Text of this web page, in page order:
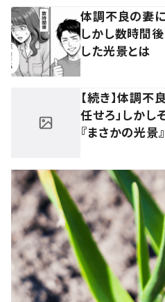
体調不良の妻
しかし数時間
した光景とは
【続き】体調
任せろ」しかし
『まさかの光景